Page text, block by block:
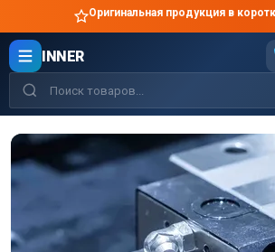
Оригинальная продукция в
INNER